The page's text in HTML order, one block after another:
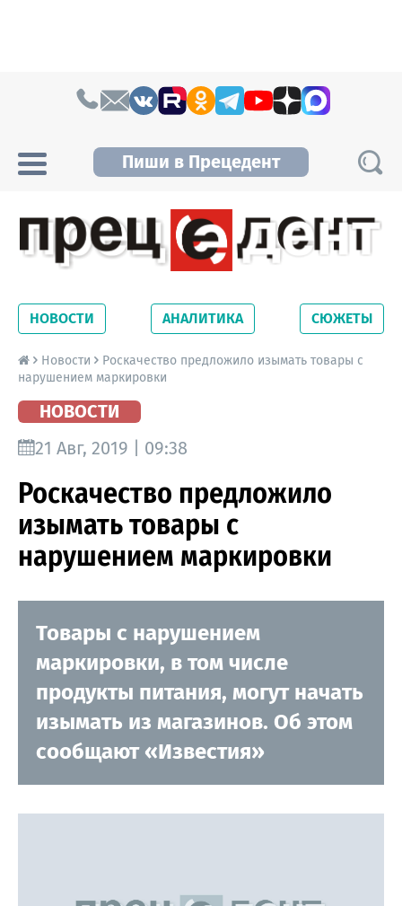
Пиши в Прецедент
Новосибирской области. Читайте свежие
новости на сайте сетевого издания
Precedent.
НОВОСТИ АНАЛИТИКА СЮЖЕТЫ
Новости
Роскачество предложило изымать товары с
нарушением маркировки
НОВОСТИ
21 Авг, 2019 | 09:38
Роскачество предложило
изымать товары с
нарушением маркировки
Товары с нарушением
маркировки, в том числе
продукты питания, могут начать
изымать из магазинов. Об этом
сообщают «Известия»